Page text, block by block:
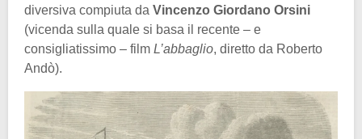
diversiva compiuta da Vincenzo Giordano Orsini
(vicenda sulla quale si basa il recente – e
consigliatissimo – film L’abbaglio, diretto da Roberto
Andò).